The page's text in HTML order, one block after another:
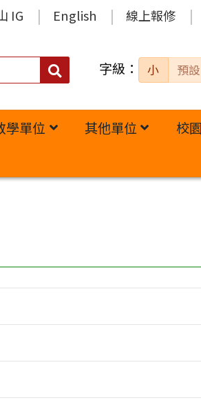
IG English 線上報修
搜
字級： 小 預設
學單位 其他單位 校